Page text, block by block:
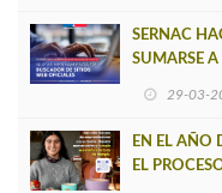
SERNAC
SUMARSE
29-03-
EN EL AÑO
EL